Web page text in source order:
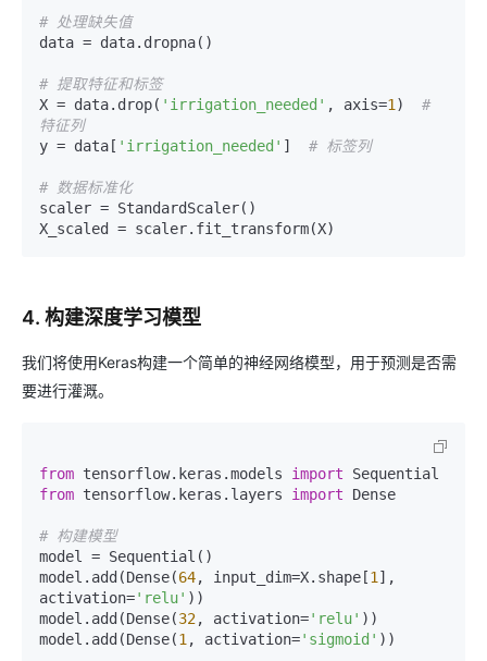
# 处理缺失值
data = data.dropna()
# 提取特征和标签
X = data.drop( 'irrigation_needed' , axis=1 ) #
特征列
y = data[ 'irrigation_needed' ] # 标签列
# 数据标准化
scaler = StandardScaler()
4. 构建深度学习模型
我们将使用Keras构建一个简单的神经网络模型，用于预测是否需
要进行灌溉。
from tensorflow.keras.models import
from tensorflow.keras.layers import Dense
# 构建模型
model = Sequential()
model.add(Dense(64, input_dim=X.shape[1 ],
activation='relu' ))
model.add(Dense(32, activation='relu' ))
model.add(Dense(1 , activation='sigmoid' ))